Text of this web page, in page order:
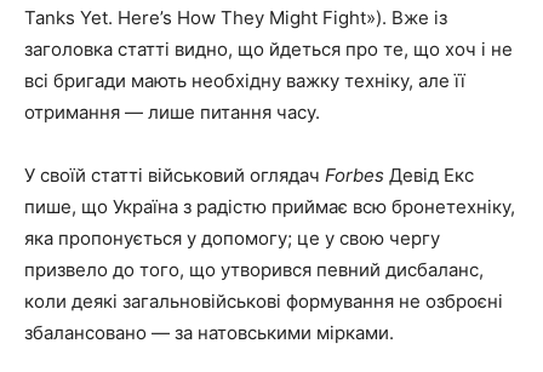
Tanks Yet. Here’s How They Might Fight»). Вже із
заголовка статті видно, що йдеться про те, що хоч і не
всі бригади мають необхідну важку техніку, але її
отримання — лише питання часу.
У своїй статті військовий оглядач Forbes Девід Екс
пише, що Україна з радістю приймає всю бронетехніку,
яка пропонується у допомогу; це у свою чергу
призвело до того, що утворився певний дисбаланс,
коли деякі загальновійськові формування не озброєні
збалансовано — за натовськими мірками.